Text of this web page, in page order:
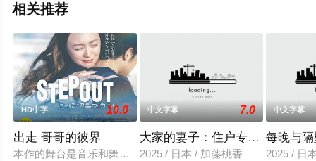
相关推荐
HD中字 10.0
出走 哥哥的彼界
本作的舞台是音乐和舞蹈融入生活的冲绳。与母亲朱音、妹妹
中文字幕 7.0
大家的妻子：住户专用洞口
2025 / 日本 / 加藤桃香
中文字幕
每晚与
2025 / 日